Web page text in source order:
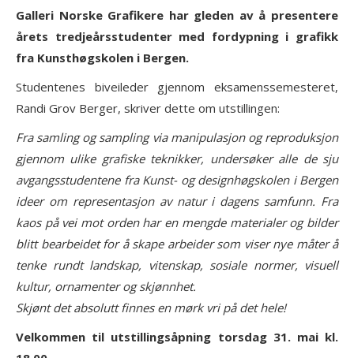
Galleri Norske Grafikere har gleden av å presentere
årets tredjeårsstudenter med fordypning i grafikk
fra Kunsthøgskolen i Bergen.
Studentenes biveileder gjennom eksamenssemesteret,
Randi Grov Berger, skriver dette om utstillingen:
Fra samling og sampling via manipulasjon og reproduksjon
gjennom ulike grafiske teknikker, undersøker alle de sju
avgangsstudentene fra Kunst- og designhøgskolen i Bergen
ideer om representasjon av natur i dagens samfunn. Fra
kaos på vei mot orden har en mengde materialer og bilder
blitt bearbeidet for å skape arbeider som viser nye måter å
tenke rundt landskap, vitenskap, sosiale normer, visuell
kultur, ornamenter og skjønnhet.
Skjønt det absolutt finnes en mørk vri på det hele!
Velkommen til utstillingsåpning torsdag 31. mai kl.